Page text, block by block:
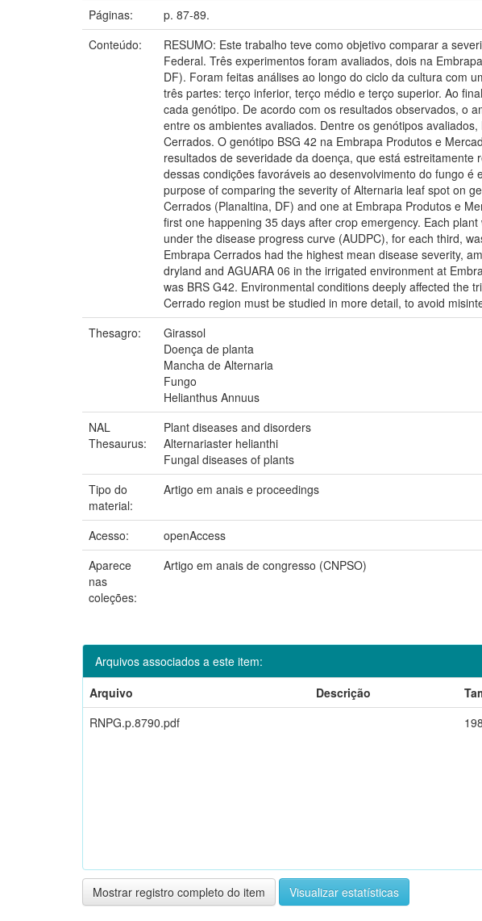
Páginas:
p. 87-89.
Conteúdo:
RESUMO: Este trabalho teve como objetivo comparar a
Federal. Três experimentos foram avaliados, dois na
DF). Foram feitas análises ao longo do ciclo da cultura com
três partes: terço inferior, terço médio e terço superior. Ao
cada genótipo. De acordo com os resultados observados, o
entre os ambientes avaliados. Dentre os genótipos
Cerrados. O genótipo BSG 42 na Embrapa Produtos e
resultados de severidade da doença, que está
dessas condições favoráveis ao desenvolvimento do fungo
purpose of comparing the severity of Alternaria leaf spot on
Cerrados (Planaltina, DF) and one at Embrapa Produtos e
first one happening 35 days after crop emergency. Each
under the disease progress curve (AUDPC), for each third,
Embrapa Cerrados had the highest mean disease severity,
dryland and AGUARA 06 in the irrigated environment at
was BRS G42. Environmental conditions deeply affected the
Cerrado region must be studied in more detail, to avoid
Thesagro:
Girassol
Doença de planta
Mancha de Alternaria
Fungo
Helianthus Annuus
NAL
Thesaurus:
Plant diseases and disorders
Alternariaster helianthi
Fungal diseases of plants
Tipo do
material:
Artigo em anais e proceedings
Acesso:
openAccess
Aparece
nas
coleções:
Artigo em anais de congresso (CNPSO)
Arquivos associados a este item:
Arquivo
Descrição
RNPG.p.8790.pdf
Mostrar registro completo do item Visualizar estatísticas